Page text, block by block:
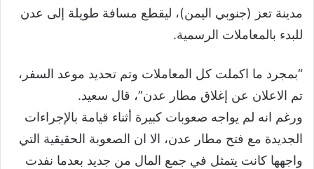
مدينة تعز (جنوبي اليمن)، ليقطع مسافة طويلة إلى عدن
للبدء بالمعاملات الرسمية.
“بمجرد ما اكملت كل المعاملات وتم تحديد موعد السفر،
تم الاعلان عن إغلاق مطار عدن”، قال سعيد.
ورغم انه لم يواجه صعوبات كبيرة أثناء قيامة بالإجراءات
الجديدة مع فتح مطار عدن، الا ان الصعوبة الحقيقية التي
واجهها كانت يتمثل في جمع المال من جديد بعدما نفدت